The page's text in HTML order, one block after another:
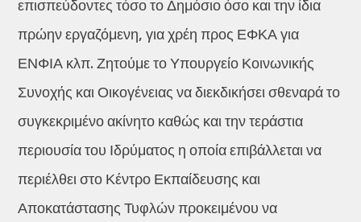
επισπεύδοντες τόσο το Δημόσιο όσο και την ίδια
πρώην εργαζόμενη, για χρέη προς ΕΦΚΑ για
ΕΝΦΙΑ κλπ. Ζητούμε το Υπουργείο Κοινωνικής
Συνοχής και Οικογένειας να διεκδικήσει σθεναρά το
συγκεκριμένο ακίνητο καθώς και την τεράστια
περιουσία του Ιδρύματος η οποία επιβάλλεται να
περιέλθει στο Κέντρο Εκπαίδευσης και
Αποκατάστασης Τυφλών προκειμένου να